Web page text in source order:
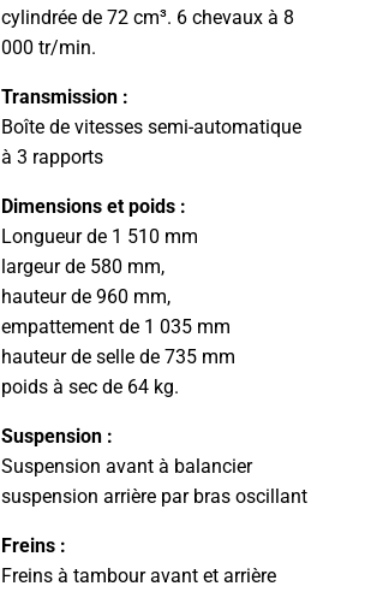
cylindrée de 72 cm³. 6 chevaux à 8
000 tr/min.
Transmission :
Boîte de vitesses semi-automatique
à 3 rapports
Dimensions et poids :
Longueur de 1 510 mm
largeur de 580 mm,
hauteur de 960 mm,
empattement de 1 035 mm
hauteur de selle de 735 mm
poids à sec de 64 kg.
Suspension :
Suspension avant à balancier
suspension arrière par bras oscillant
Freins :
Freins à tambour avant et arrière